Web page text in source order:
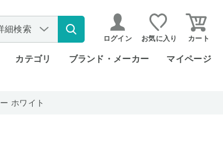
細検索
ログイン お気に入り カート
カテゴリ ブランド・メーカー マイページ
ホワイト